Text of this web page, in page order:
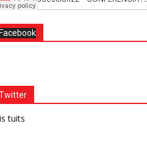
Facebook
tuits